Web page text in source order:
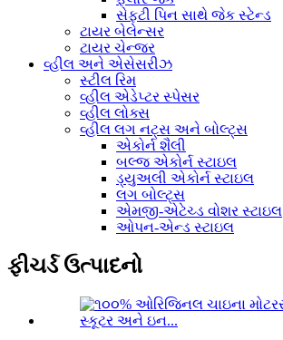
સેફ્ટી પિન સાથે જેક સ્ટેન્ડ
ટાયર બેલેન્સર
ટાયર ચેન્જર
વ્હીલ અને એસેસરીઝ
સ્ટીલ રિમ
વ્હીલ એડેપ્ટર સ્પેસર
વ્હીલ લોક્સ
વ્હીલ લગ નટ્સ અને બોલ્ટ્સ
એકોર્ન શૈલી
બલ્જ એકોર્ન સ્ટાઇલ
ડ્યુઅલી એકોર્ન સ્ટાઇલ
લગ બોલ્ટ્સ
એમજી-એટેચ્ડ વોશર સ્ટાઇલ
ઓપન-એન્ડ સ્ટાઇલ
ફીચર્ડ ઉત્પાદનો